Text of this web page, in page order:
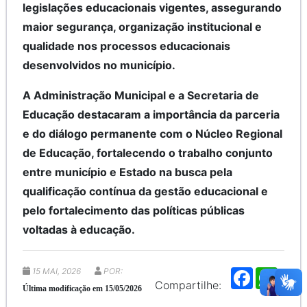
legislações educacionais vigentes, assegurando
maior segurança, organização institucional e
qualidade nos processos educacionais
desenvolvidos no município.
A Administração Municipal e a Secretaria de
Educação destacaram a importância da parceria
e do diálogo permanente com o Núcleo Regional
de Educação, fortalecendo o trabalho conjunto
entre município e Estado na busca pela
qualificação contínua da gestão educacional e
pelo fortalecimento das políticas públicas
voltadas à educação.
Compartilhe:
F
a
W
h
a
15 MAI, 2026 POR:
Última modificação em 15/05/2026